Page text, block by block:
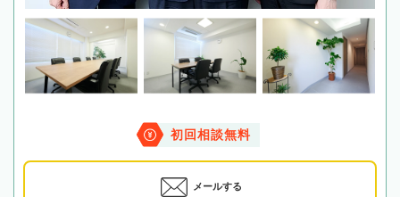
初回相談無料
メールする